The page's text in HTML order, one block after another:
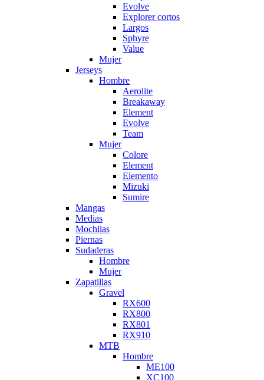
Evolve
Explorer cortos
Largos
Sphyre
Value
Mujer
Jerseys
Hombre
Aerolite
Breakaway
Element
Evolve
Team
Mujer
Colore
Element
Elemento
Mizuki
Sumire
Mangas
Medias
Mochilas
Piernas
Sudaderas
Hombre
Mujer
Zapatillas
Gravel
RX600
RX800
RX801
RX910
MTB
Hombre
ME100
XC100